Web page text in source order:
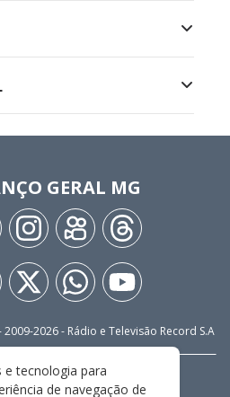
GERAL MG
2009-2026- Rádio e Televisão Record S.A
CONOSCO
PRIVACIDADE
tecnologia para
de navegação de